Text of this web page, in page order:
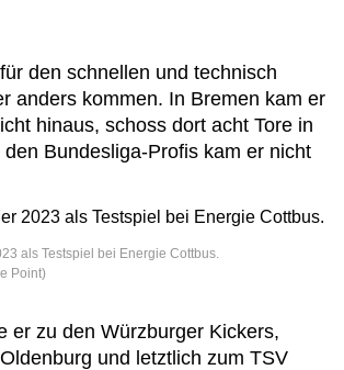
den schnellen und technisch
anders kommen. In Bremen kam er
hinaus, schoss dort acht Tore in
Bundesliga-Profis kam er nicht
als Testspiel bei Energie Cottbus.
Point)
er zu den Würzburger Kickers,
und letztlich zum TSV